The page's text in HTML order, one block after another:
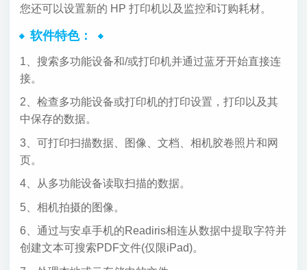
您还可以设置新的 HP 打印机以及监控和订购耗材。
软件特色：
1、搜索多功能设备和/或打印机并通过蓝牙开始直接连
接。
2、检查多功能设备或打印机的打印设置，打印以及其
中保存的数据。
3、可打印扫描数据、图像、文档、相机胶卷照片和网
页。
4、从多功能设备读取扫描的数据。
5、相机拍摄的图像。
6、通过与安卓手机的Readiris相连从数据中提取字符并
创建文本可搜索PDF文件(仅限iPad)。